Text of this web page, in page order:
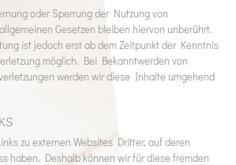
oder Sperrung der Nutzung von
Gesetzen bleiben hiervon unberührt.
ist jedoch erst ab dem Zeitpunkt der Kenntnis
möglich. Bei Bekanntwerden von
werden wir diese Inhalte umgehend
zu externen Websites Dritter, auf deren
haben. Deshalb können wir für diese fremden